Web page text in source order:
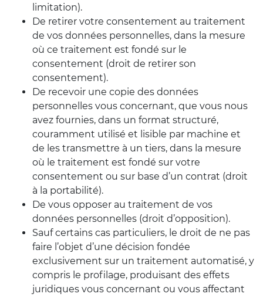
limitation).
De retirer votre consentement au traitement
de vos données personnelles, dans la mesure
où ce traitement est fondé sur le
consentement (droit de retirer son
consentement).
De recevoir une copie des données
personnelles vous concernant, que vous nous
avez fournies, dans un format structuré,
couramment utilisé et lisible par machine et
de les transmettre à un tiers, dans la mesure
où le traitement est fondé sur votre
consentement ou sur base d’un contrat (droit
à la portabilité).
De vous opposer au traitement de vos
données personnelles (droit d’opposition).
Sauf certains cas particuliers, le droit de ne pas
faire l’objet d’une décision fondée
exclusivement sur un traitement automatisé, y
compris le profilage, produisant des effets
juridiques vous concernant ou vous affectant